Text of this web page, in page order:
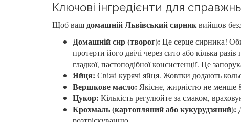
Ключові інгредієнти для
Щоб вашдомашній Львівський сирниквийшов
Домашній сир (творог): Це серце сирника!
протерти його двічі через сито або кілька
гладкої, пастоподібної консистенції. Це
Яйця: Свіжі курячі яйця. Жовтки додають
Вершкове масло: Якісне, жирністю не менше
Цукор: Кількість регулюйте за смаком,
Крохмаль (картопляний або кукурудзяний):